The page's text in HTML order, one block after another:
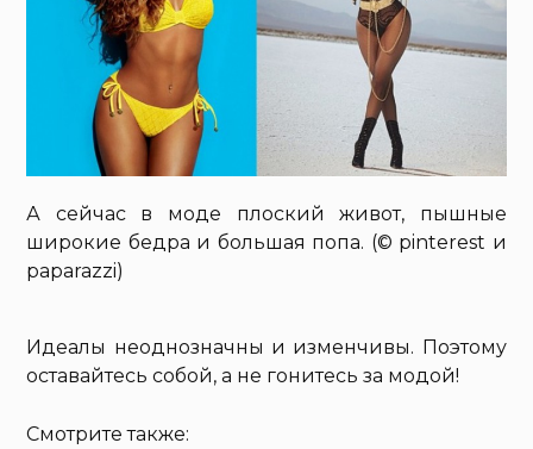
А сейчас в моде плоский живот, пышные
широкие бедра и большая попа. (© pinterest и
paparazzi)
Идеалы неоднозначны и изменчивы. Поэтому
оставайтесь собой, а не гонитесь за модой!
Смотрите также: